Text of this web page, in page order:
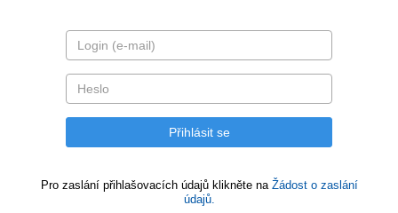
Pro zaslání přihlašovacích údajů klikněte na Žádost o zaslání
údajů.